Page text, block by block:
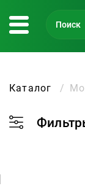
Каталог